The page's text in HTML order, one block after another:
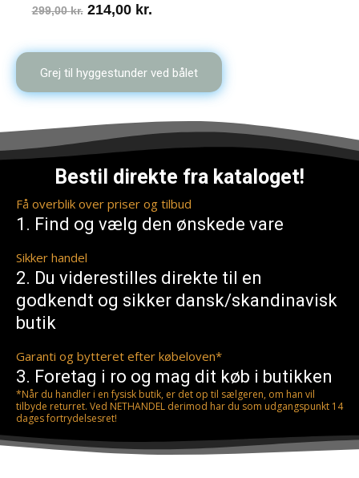
299,00kr. Den
pris
var:
299,00 kr..
214,00 kr.Den
pris
er:
214,00 kr..
Grej til hyggestunder ved bålet
Bestil direkte fra kataloget!
Få overblik over priser og tilbud
1. Find og vælg den ønskede vare
Sikker handel
2. Du viderestilles direkte til en
godkendt og sikker dansk/skandinavisk
butik
Garanti og bytteret efter købeloven*
3. Foretag i ro og mag dit køb i butikken
*Når du handler i en fysisk butik, er det op til sælgeren, om han vil
tilbyde returret. Ved NETHANDEL derimod har du som udgangspunkt 14
dages fortrydelsesret!